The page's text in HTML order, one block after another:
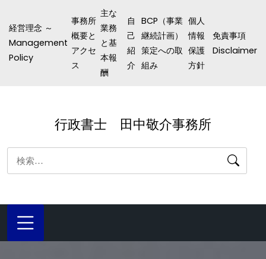
経営理念 ～
Management
Policy
事務所
概要と
アクセ
ス
主な
業務
と基
本報
酬
自
己
紹
介
BCP（事業
継続計画）
策定への取
組み
個人
情報
保護
方針
免責事項
Disclaimer
行政書士 田中敬介事務所
索: